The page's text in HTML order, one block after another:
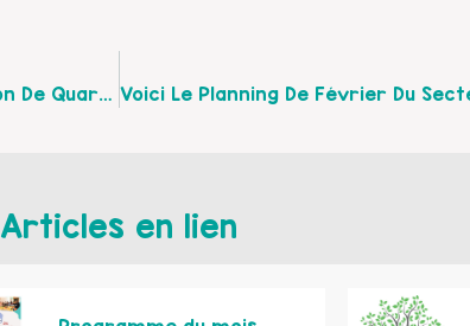
Voici Le Programme Des Actions Familles De La Maison De Quartier Marlborough
Articles en lien